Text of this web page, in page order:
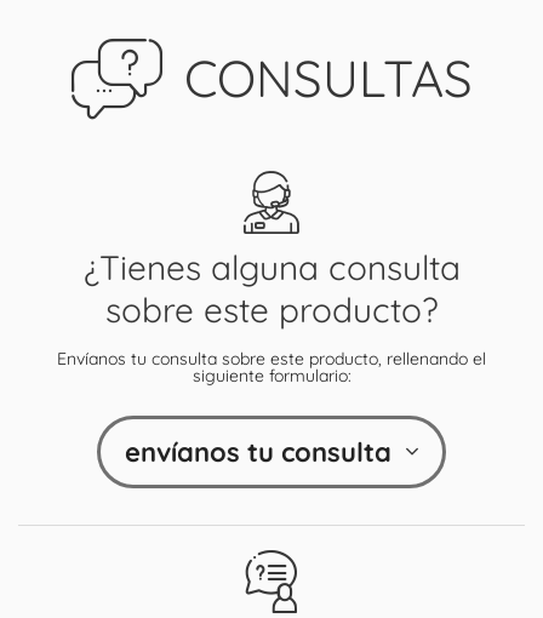
CONSULTAS
¿Tienes alguna consulta
sobre este producto?
Envíanos tu consulta sobre este producto, rellenando el
siguiente formulario:
envíanos tu consulta